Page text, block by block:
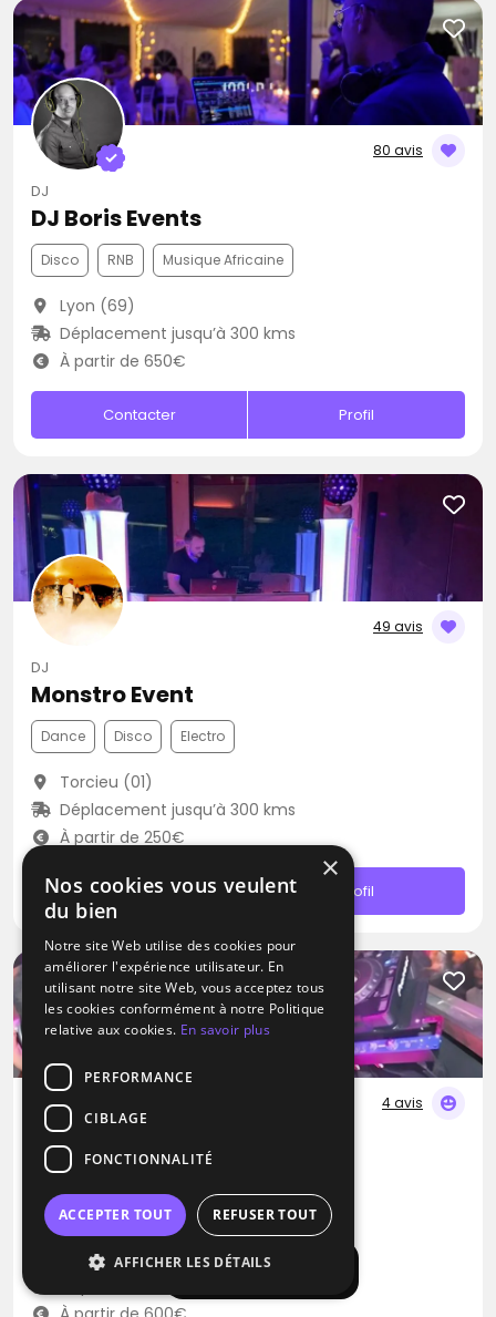
Afficher la carte
80 avis
DJ
DJ Boris Events
Disco RNB Musique Africaine
Lyon (69)
Déplacement jusqu’à 300 kms
À partir de 650€
Contacter Profil
49 avis
DJ
Monstro Event
Dance Disco Electro
Torcieu (01)
Déplacement jusqu’à 300 kms
À partir de 250€
Contacter Profil
4 avis
DJ
Ikotorva Laurent
Bossa Nova Dance RNB
Anse (69)
×
Nos cookies vous veulent
du bien
Notre site Web utilise des cookies pour
améliorer l'expérience utilisateur. En
utilisant notre site Web, vous acceptez tous
les cookies conformément à notre Politique
relative aux cookies. En savoir plus
PERFORMANCE
CIBLAGE
FONCTIONNALITÉ
ACCEPTER TOUT REFUSER TOUT
AFFICHER LES DÉTAILS